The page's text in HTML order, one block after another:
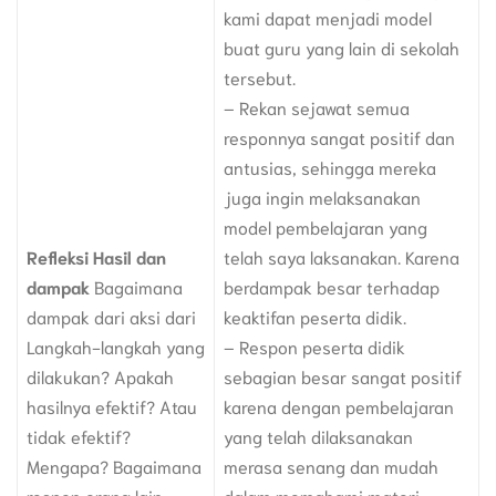
Refleksi Hasil dan
dampak Bagaimana
dampak dari aksi dari
Langkah-langkah yang
dilakukan? Apakah
hasilnya efektif? Atau
tidak efektif?
Mengapa? Bagaimana
kami dapat menjadi model
buat guru yang lain di sekolah
tersebut.
– Rekan sejawat semua
responnya sangat positif dan
antusias, sehingga mereka
juga ingin melaksanakan
model pembelajaran yang
telah saya laksanakan. Karena
berdampak besar terhadap
keaktifan peserta didik.
– Respon peserta didik
sebagian besar sangat positif
karena dengan pembelajaran
yang telah dilaksanakan
merasa senang dan mudah